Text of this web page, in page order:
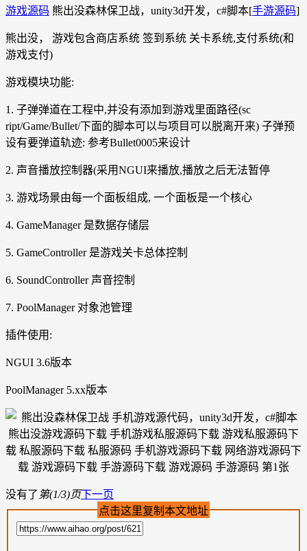
游戏源码 熊出没森林保卫战，unity3d开发，c#脚本[手游源码]
熊出没， 游戏包含商店系统 签到系统 关卡系统,支付系统(和
游戏支付)
游戏模块功能:
1. 子弹弹道在工程中,并没有添加到游戏里面路径(sc
ript/Game/Bullet/下面的脚本可以与项目可以脱离开来) 子弹预
设有要弹道轨迹: 参考Bullet0005来设计
2. 声音播放控制器(采用NGUI来播放,播放之后无法暂停
3. 游戏场景由每一个面板组成, 一个面板是一个核心
4. GameManager 是数据存储层
5. GameController 是游戏关卡总体控制
6. SoundController 声音控制
7. PoolManager 对象池管理
插件使用:
NGUI 3.6版本
PoolManager 5.xx版本
没有了 第(1/3)页下一页
点击这里复制本文地址